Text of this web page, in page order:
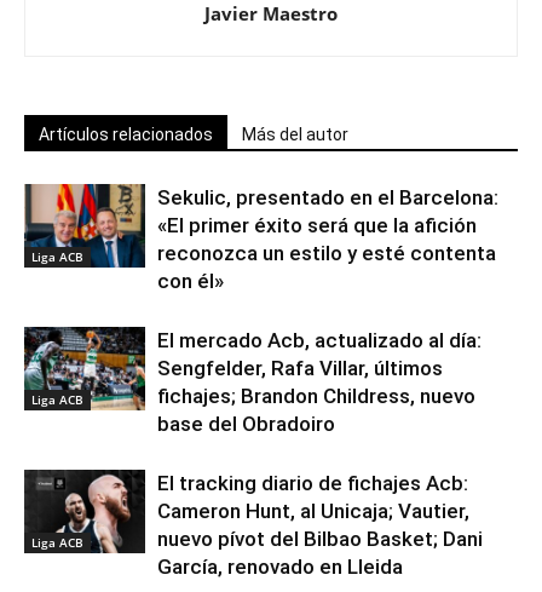
Javier Maestro
Artículos relacionados Más del autor
Liga ACB
Sekulic, presentado en el Barcelona:
«El primer éxito será que la afición
reconozca un estilo y esté contenta
con él»
Liga ACB
El mercado Acb, actualizado al día:
Sengfelder, Rafa Villar, últimos
fichajes; Brandon Childress, nuevo
base del Obradoiro
Liga ACB
El tracking diario de fichajes Acb:
Cameron Hunt, al Unicaja; Vautier,
nuevo pívot del Bilbao Basket; Dani
García, renovado en Lleida